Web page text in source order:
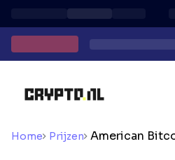
Home Prijzen American